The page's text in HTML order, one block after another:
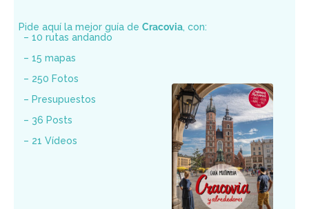
Pide aquí la mejor guía de Cracovia, con:
– 10 rutas andando
– 15 mapas
– 250 Fotos
– Presupuestos
– 36 Posts
– 21 Vídeos